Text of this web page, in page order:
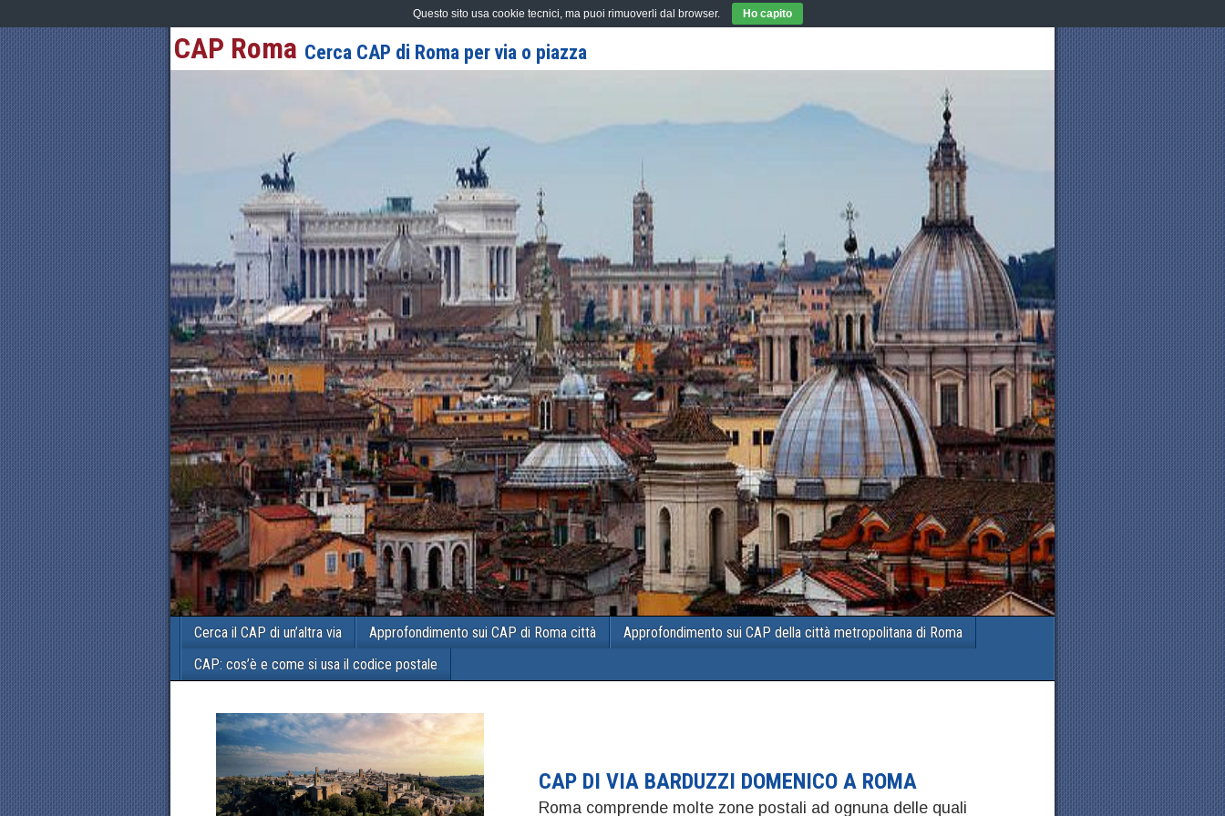
CAP Roma Cerca CAP di Roma per via o piazza
Cerca il CAP di un’altra via Approfondimento sui CAP di Roma città
Approfondimento sui CAP della città metropolitana di Roma
CAP: cos’è e come si usa il codice postale
CAP DI VIA BARDUZZI DOMENICO A ROMA
Roma comprende molte zone postali ad ognuna delle quali
Questo sito usa cookie tecnici, ma puoi rimuoverli dal browser. Ho capito